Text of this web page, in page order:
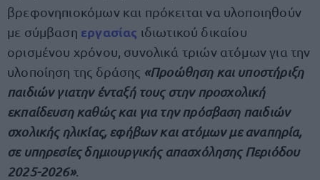
βρεφονηπιοκόμων και πρόκειται να υλοποιηθούν
με σύμβαση εργασίας ιδιωτικού δικαίου
ορισμένου χρόνου, συνολικά τριών ατόμων για την
υλοποίηση της δράσης «Προώθηση και υποστήριξη
παιδιών γιατην ένταξή τους στην προσχολική
εκπαίδευση καθώς και για την πρόσβαση παιδιών
σχολικής ηλικίας, εφήβων και ατόμων με αναπηρία,
σε υπηρεσίες δημιουργικής απασχόλησης Περιόδου
2025-2026».